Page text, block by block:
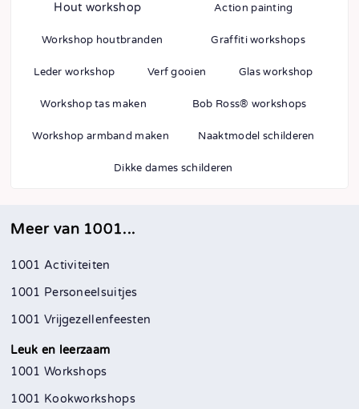
Hout workshop Action painting
Workshop houtbranden Graffiti workshops
Leder workshop Verf gooien Glas workshop
Workshop tas maken Bob Ross® workshops
Workshop armband maken Naaktmodel schilderen
Dikke dames schilderen
Meer van 1001...
1001 Activiteiten
1001 Personeelsuitjes
1001 Vrijgezellenfeesten
Leuk en leerzaam
1001 Workshops
1001 Kookworkshops